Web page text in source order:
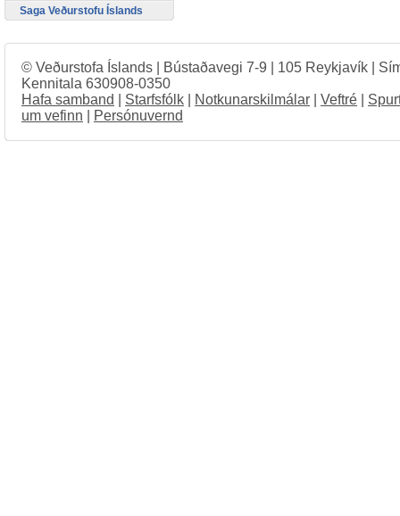
Saga Veðurstofu Íslands
© Veðurstofa Íslands | Bústaðavegi 7-9 | 105 Reykjavík |
Kennitala 630908-0350
Hafa samband
Starfsfólk Notkunarskilmálar Veftré
um vefinn
Persónuvernd